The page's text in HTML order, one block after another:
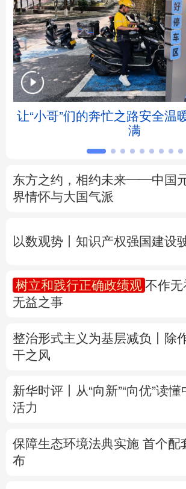
地方频道
北京 天津 河北
辽宁 吉林 上海
浙江 安徽 福建
四川 贵州
多语种频道
English Español Français
Deutsch
让“小哥”们的奔忙之路安全温
满
东方之约，相约未来——中国
界情怀与大国气派
以数观势丨知识产权强国建设
树立和践行正确政绩观 不作无
无益之事
整治形式主义为基层减负丨除
干之风
新华时评丨从“向新”“向优”读
活力
保障生态环境法典实施 首个配
布